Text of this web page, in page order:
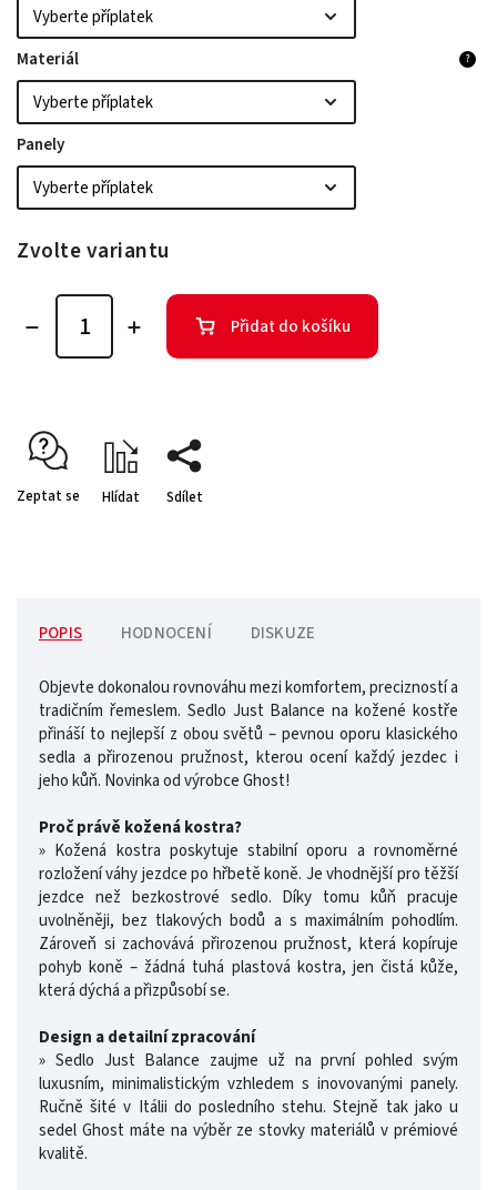
Materiál ?
Panely
Zvolte variantu
Přidat do košíku
Zeptat se Hlídat Sdílet
POPIS HODNOCENÍ DISKUZE
Objevte dokonalou rovnováhu mezi komfortem, precizností a
tradičním řemeslem. Sedlo Just Balance na kožené kostře
přináší to nejlepší z obou světů – pevnou oporu klasického
sedla a přirozenou pružnost, kterou ocení každý jezdec i
jeho kůň. Novinka od výrobce Ghost!
Proč právě kožená kostra?
» Kožená kostra poskytuje stabilní oporu a rovnoměrné
rozložení váhy jezdce po hřbetě koně. Je vhodnější pro těžší
jezdce než bezkostrové sedlo. Díky tomu kůň pracuje
uvolněněji, bez tlakových bodů a s maximálním pohodlím.
Zároveň si zachovává přirozenou pružnost, která kopíruje
pohyb koně – žádná tuhá plastová kostra, jen čistá kůže,
která dýchá a přizpůsobí se.
Design a detailní zpracování
» Sedlo Just Balance zaujme už na první pohled svým
luxusním, minimalistickým vzhledem s inovovanými panely.
Ručně šité v Itálii do posledního stehu. Stejně tak jako u
sedel Ghost máte na výběr ze stovky materiálů v prémiové
kvalitě.